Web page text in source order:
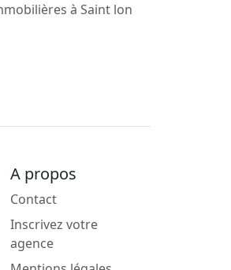
à Saint lon
A propos
Contact
Inscrivez votre
agence